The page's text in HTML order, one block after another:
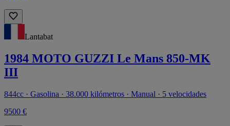
Lantabat
1984 MOTO GUZZI Le Mans 850-MK
III
844cc · Gasolina · 38.000 kilómetros · Manual · 5 velocidades
9500 €